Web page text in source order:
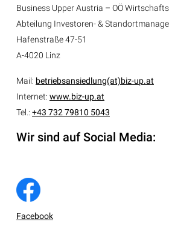
Business Upper Austria – OÖ
Abteilung Investoren- &
Hafenstraße 47-51
A-4020 Linz
Mail: betriebsansiedlung(at)biz-up.at
Internet: www.biz-up.at
Tel.: +43 732 79810 5043
Wir sind auf Social Media:
Facebook